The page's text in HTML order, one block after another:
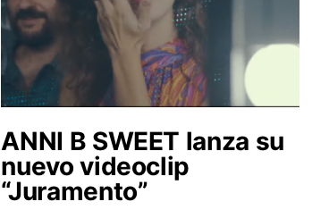
ANNI B SWEET lanza su
nuevo videoclip
“Juramento”